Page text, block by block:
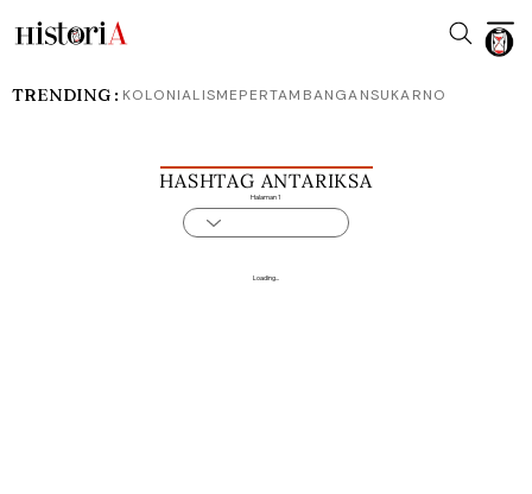
HASHTAG ANTARIKSA
Halaman 1
Loading...
TRENDING : KOLONIALISMEPERTAMBANGANSUKARNO